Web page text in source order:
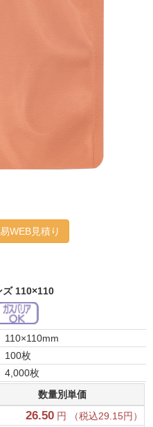
WEB見積り
ズ 110×110
110×110mm
100枚
4,000枚
数量別単価
26.50 円 （税込29.15円）